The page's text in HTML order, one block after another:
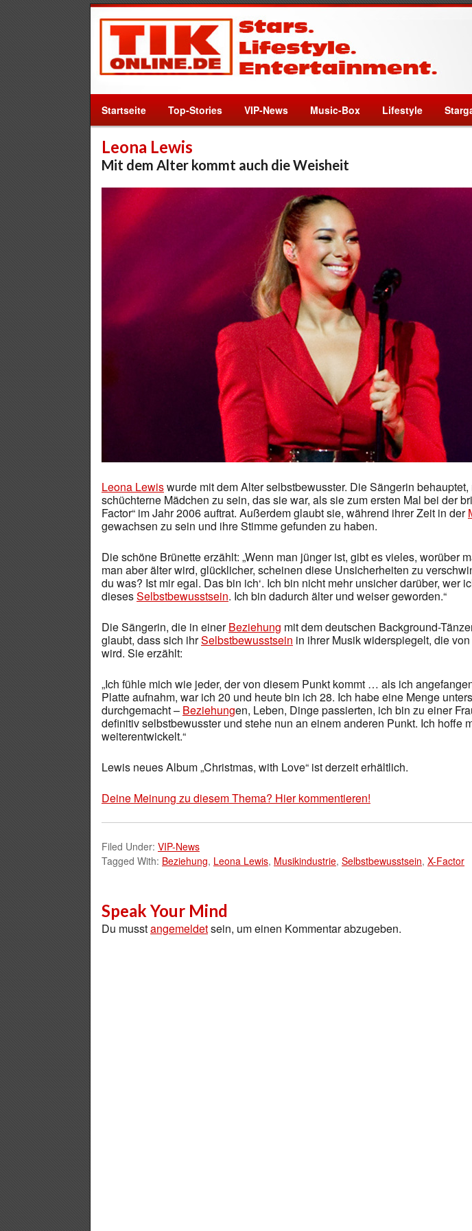
Startseite Top-Stories VIP-News Music-Box Lifestyle
Leona Lewis
Mit dem Alter kommt auch die Weisheit
Leona Lewiswurde mit dem Alter selbstbewusster. Die Sängerin
schüchterne Mädchen zu sein, das sie war, als sie zum ersten Mal bei der
Factor“ im Jahr 2006 auftrat. Außerdem glaubt sie, während ihrer Zeit in der
gewachsen zu sein und ihre Stimme gefunden zu haben.
Die schöne Brünette erzählt: „Wenn man jünger ist, gibt es vieles, worüber
man aber älter wird, glücklicher, scheinen diese Unsicherheiten zu
du was? Ist mir egal. Das bin ich‘. Ich bin nicht mehr unsicher darüber, wer
diesesSelbstbewusstsein. Ich bin dadurch älter und weiser geworden.“
Die Sängerin, die in einerBeziehung mit dem deutschen Background-
glaubt, dass sich ihrSelbstbewusstsein in ihrer Musik widerspiegelt, die
wird. Sie erzählt:
„Ich fühle mich wie jeder, der von diesem Punkt kommt … als ich
Platte aufnahm, war ich 20 und heute bin ich 28. Ich habe eine Menge
durchgemacht – Beziehungen, Leben, Dinge passierten, ich bin zu einer
definitiv selbstbewusster und stehe nun an einem anderen Punkt. Ich hoffe
weiterentwickelt.“
Lewis neues Album „Christmas, with Love“ ist derzeit erhältlich.
Deine Meinung zu diesem Thema? Hier kommentieren!
Filed Under: VIP-News
Tagged With: Beziehung, Leona Lewis, Musikindustrie, Selbstbewusstsein, X-Factor
Speak Your Mind
Du musstangemeldetsein, um einen Kommentar abzugeben.